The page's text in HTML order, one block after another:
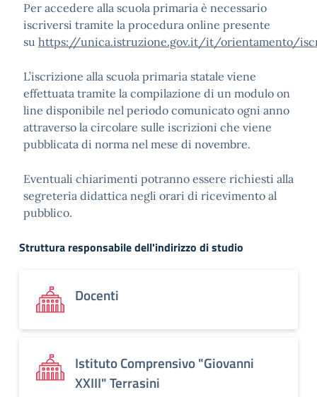
Per accedere alla scuola primaria è necessario
iscriversi tramite la procedura online presente
su https://unica.istruzione.gov.it/it/orientamento/
L’iscrizione alla scuola primaria statale viene
effettuata tramite la compilazione di un modulo on
line disponibile nel periodo comunicato ogni anno
attraverso la circolare sulle iscrizioni che viene
pubblicata di norma nel mese di novembre.
Eventuali chiarimenti potranno essere richiesti alla
segreteria didattica negli orari di ricevimento al
pubblico.
Struttura responsabile dell'indirizzo di studio
Docenti
Istituto Comprensivo "Giovanni
XXIII" Terrasini